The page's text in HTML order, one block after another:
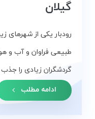
گیلان
رودبار یکی از شهرهای
طبیعی فراوان و آب و
گردشگران زیادی را
ادامه مطلب
گردشگری
گیلان
درباره
ما